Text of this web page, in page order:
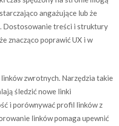
angażujące lub że
Dostosowanie treści i struktury
znacząco poprawić UX i w
zwrotnych. Narzędzia takie
śledzić nowe linki
i porównywać profil linków z
linków pomaga upewnić